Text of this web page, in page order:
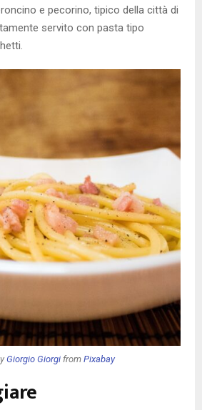
e pecorino, tipico della città di
servito con pasta tipo
Giorgio Giorgi from Pixabay